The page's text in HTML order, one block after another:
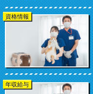
資格情報
年収給与